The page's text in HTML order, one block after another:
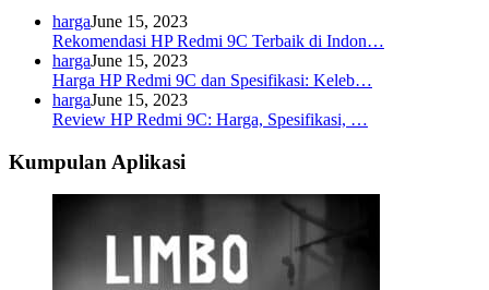
hargaJune 15, 2023
Rekomendasi HP Redmi 9C Terbaik di Indon…
hargaJune 15, 2023
Harga HP Redmi 9C dan Spesifikasi: Keleb…
hargaJune 15, 2023
Review HP Redmi 9C: Harga, Spesifikasi, …
Kumpulan Aplikasi